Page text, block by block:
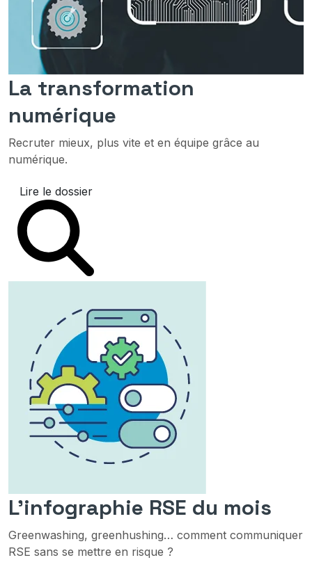
La transformation
numérique
Recruter mieux, plus vite et en équipe grâce au
numérique.
Lire le dossier
L'infographie RSE du mois
Greenwashing, greenhushing… comment communiquer
RSE sans se mettre en risque ?